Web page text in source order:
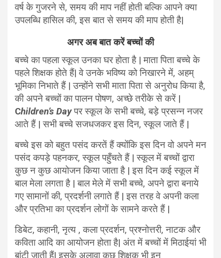
वर्ष के गुजरने से, समय की माप नहीं होती बल्कि आपने क्या
उपलब्धि हासिल की, इस बात से समय की माप होती है|
अगर अब बात करें बच्चों की
बच्चे का पहला स्कूल उनका घर होता है | माता पिता बच्चे के
पहले शिक्षक होते हैं| वे उनके भविष्य को निखारने में, अहम्
भूमिका निभाते हैं | उन्होंने सभी माता पिता से अनुरोध किया है,
की अपने बच्चों का पालन पोषण, अच्छे तरीके से करें |
Children’s Dayपर स्कूल के सभी बच्चे, बड़े प्रसन्न नजर
आते हैं | सभी बच्चे सजधजकर इस दिन, स्कूल जाते हैं |
बच्चे इस को बहुत पसंद करतें हैं क्योंकि इस दिन वो अपने मन
पसंद कपड़े पहनकर, स्कूल पहुँचते हैं | स्कूल में बच्चों द्वारा
कुछ न कुछ आयोजन किया जाता है | इस दिन कई स्कूल में
बाल मेला लगता है | बाल मेले में सभी बच्चे, अपने द्वारा बनाये
गए सामानों की, प्रदर्शनी लगाते हैं | इस तरह वे अपनी कला
और प्रतिभा का प्रदर्शन लोगों के सामने करते हैं |
डिबेट, कहानी, नृत्य , कला प्रदर्शन, प्रश्नोत्तरी, नाटक और
कविता आदि का आयोजन होता है| अंत में बच्चों में मिठाईयां भी
बांटी जाती हैं| इसके अलावा कुछ शिक्षक भी इन